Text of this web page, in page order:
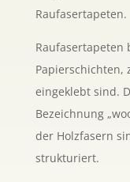
Raufasertapeten.
Raufasertapeten
Papierschichten,
eingeklebt sind.
Bezeichnung
der Holzfasern
strukturiert.